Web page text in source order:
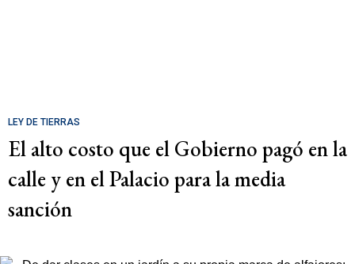
LEY DE TIERRAS
El alto costo que el Gobierno pagó en la
calle y en el Palacio para la media
sanción